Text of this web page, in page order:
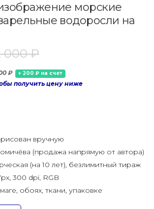
морские
водоросли на
000 ₽
₽ + 200 ₽ на счет
получить цену ниже
вручную
(продажа напрямую от автора)
(на 10 лет), безлимитный тираж
300 dpi, RGB
обоях, ткани, упаковке